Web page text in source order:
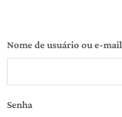
Nome de usuário ou e-mail
Senha